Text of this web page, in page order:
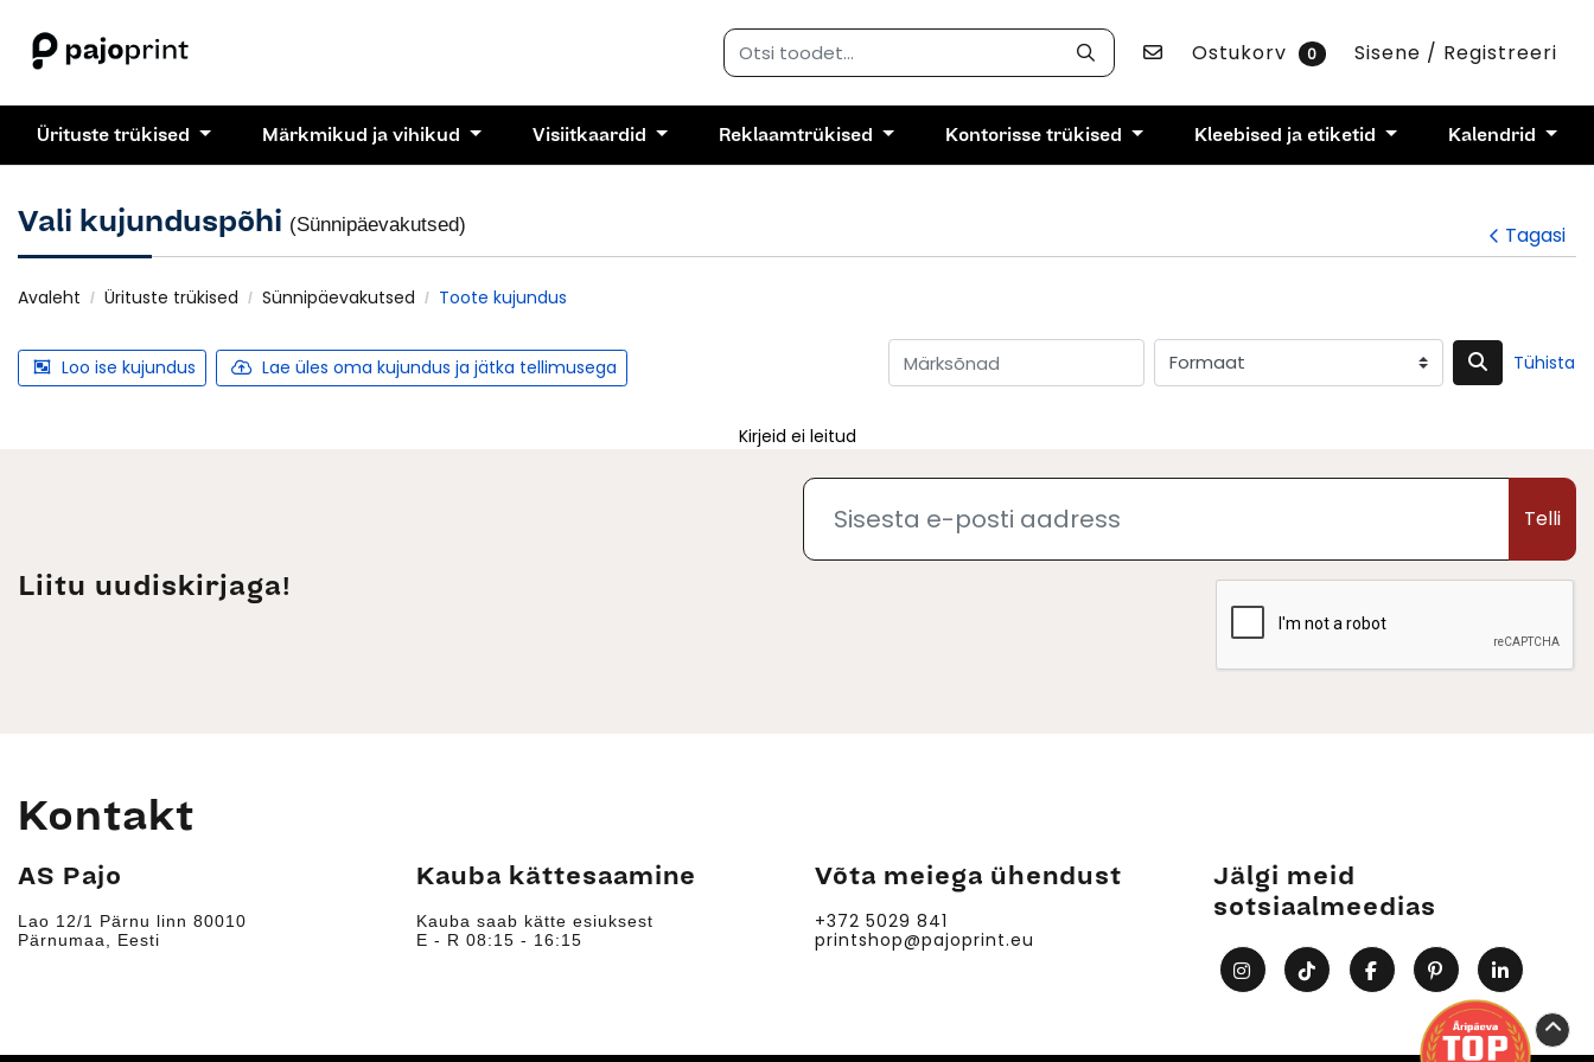
Võta ühendust
Ostukorv 0 Sisene / Registreeri
Ürituste trükised Märkmikud ja vihikud Visiitkaardid Reklaamtrükised Kontorisse trükised Kleebised ja etiketid Kalendrid
Vali kujunduspõhi (Sünnipäevakutsed) Tagasi
Avaleht Ürituste trükised Sünnipäevakutsed Toote kujundus
Loo ise kujundus Lae üles oma kujundus ja jätka tellimusega Tühista
Kirjeid ei leitud
Liitu uudiskirjaga!
Telli
Kontakt
AS Pajo
Lao 12/1 Pärnu linn 80010
Pärnumaa, Eesti
Kauba kättesaamine
Kauba saab kätte esiuksest
E - R 08:15 - 16:15
Võta meiega ühendust
+372 5029 841
printshop@pajoprint.eu
Jälgi meid
sotsiaalmeedias